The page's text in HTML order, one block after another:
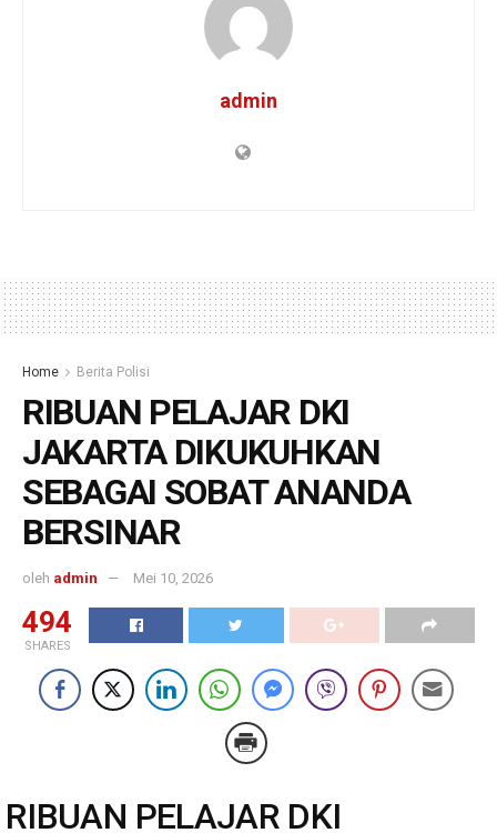
admin
Home Berita Polisi
RIBUAN PELAJAR DKI
JAKARTA DIKUKUHKAN
SEBAGAI SOBAT ANANDA
BERSINAR
oleh admin Mei 10, 2026
494
SHARES
RIBUAN PELAJAR DKI